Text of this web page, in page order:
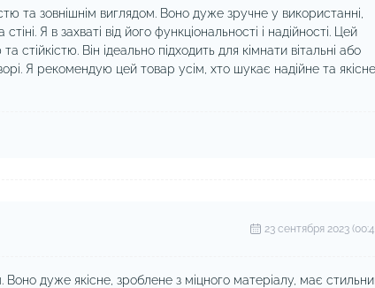
та зовнішнім виглядом. Воно дуже зручне у використанні,
Я в захваті від його функціональності і надійності. Цей
стійкістю. Він ідеально підходить для кімнати вітальні або
Я рекомендую цей товар усім, хто шукає надійне та якісне
23 сентября 2023
дуже якісне, зроблене з міцного матеріалу, має